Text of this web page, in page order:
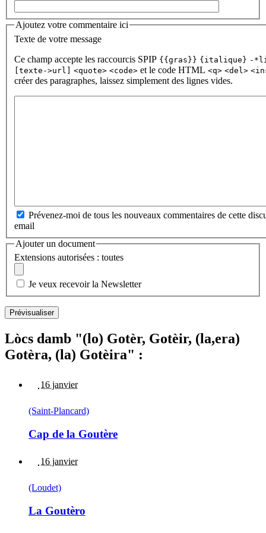
Ajoutez votre commentaire ici
Texte de votre message
Ce champ accepte les raccourcis SPIP {{gras}} {italique} -
[texte->url] <quote> <code> et le code HTML <q> <del>
créer des paragraphes, laissez simplement des lignes vides.
Prévenez-moi de tous les nouveaux commentaires de cette
email
Ajouter un document
Extensions autorisées : toutes
Je veux recevoir la Newsletter
Lòcs damb "(lo) Gotèr, Gotèir, (la,era)
Gotèra, (la) Gotèira" :
16 janvier
(Saint-Plancard)
Cap de la Goutère
16 janvier
(Loudet)
La Goutèro